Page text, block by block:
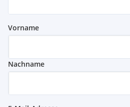
Vorname
Nachname